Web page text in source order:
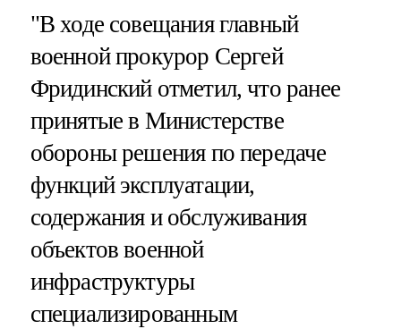
"В ходе совещания главный
военной прокурор Сергей
Фридинский отметил, что ранее
принятые в Министерстве
обороны решения по передаче
функций эксплуатации,
содержания и обслуживания
объектов военной
инфраструктуры
специализированным